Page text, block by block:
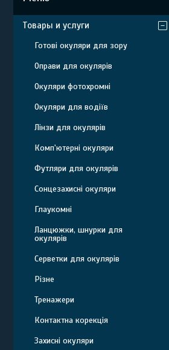
Товары и услуги
Готові окуляри для зору
Оправи для окулярів
Окуляри фотохромні
Окуляри для водіїв
Лінзи для окулярів
Комп'ютерні окуляри
Футляри для окулярів
Сонцезахисні окуляри
Глаукомні
Ланцюжки, шнурки для
окулярів
Серветки для окулярів
Різне
Тренажери
Контактна корекція
Захисні окуляри